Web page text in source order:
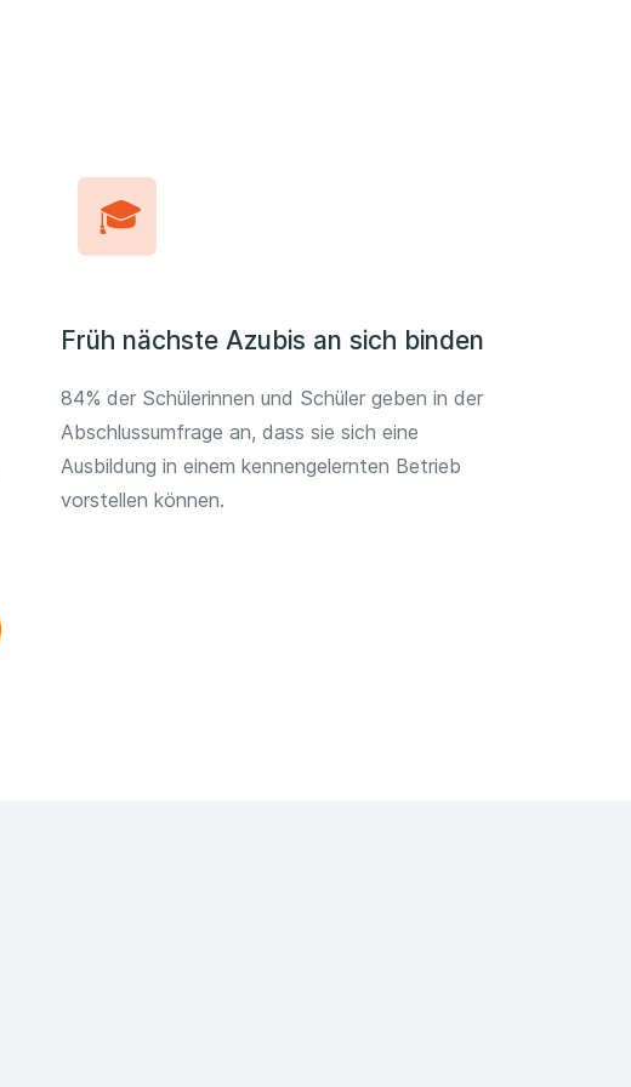
Früh nächste Azubis an sich binden
84% der Schülerinnen und Schüler geben in der
Abschlussumfrage an, dass sie sich eine
Ausbildung in einem kennengelernten Betrieb
vorstellen können.